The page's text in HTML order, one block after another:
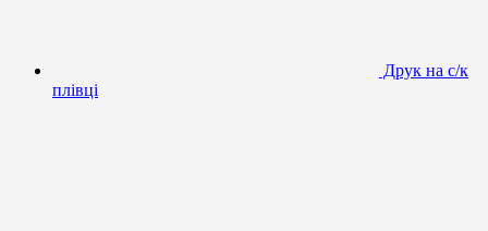
Друк на с/к
плівці